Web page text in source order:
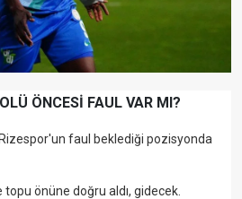
ÖNCESİ FAUL VAR MI?
faul beklediği pozisyonda
topu önüne doğru aldı, gidecek.